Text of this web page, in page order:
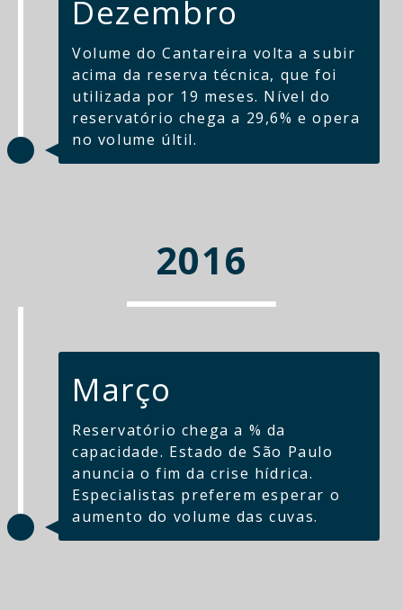
Dezembro
Volume do Cantareira volta a subir
acima da reserva técnica, que foi
utilizada por 19 meses. Nível do
reservatório chega a 29,6% e opera
no volume últil.
2016
Março
Reservatório chega a % da
capacidade. Estado de São Paulo
anuncia o fim da crise hídrica.
Especialistas preferem esperar o
aumento do volume das cuvas.